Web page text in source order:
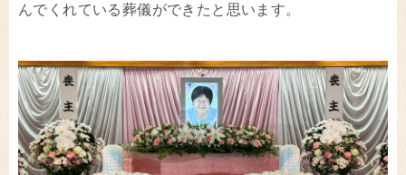
んでくれている葬儀ができたと思います。